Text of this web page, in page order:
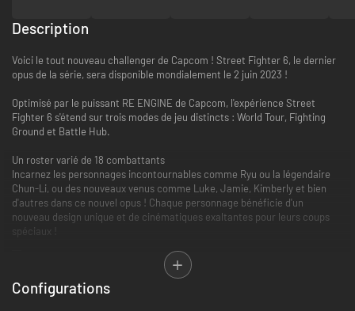
Description
Voici le tout nouveau challenger de Capcom ! Street Fighter 6, le dernier
opus de la série, sera disponible mondialement le 2 juin 2023 !
Optimisé par le puissant RE ENGINE de Capcom, l'expérience Street
Fighter 6 s'étend sur trois modes de jeu distincts : World Tour, Fighting
Ground et Battle Hub.
Un roster varié de 18 combattants
Incarnez les personnages incontournables comme Ryu ou la légendaire
Chun-Li, ou des nouveaux venus comme Luke, Jamie, Kimberly et bien
d'autres dans ce nouvel opus ! Chaque personnage bénéficie d'un
nouveau design unique et de cinématiques exaltantes pour leurs coups
spéciaux !
Configurations